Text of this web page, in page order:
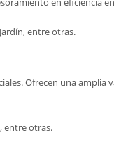
entre otras.
Ofrecen una amplia
entre otras.